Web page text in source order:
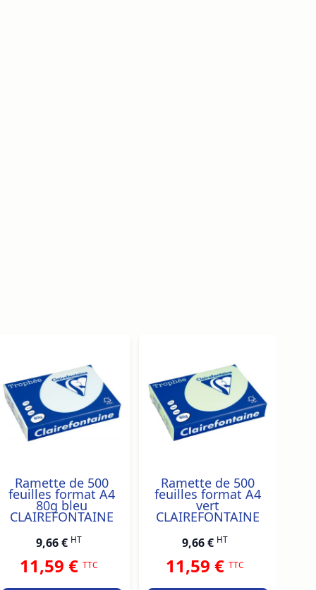
to carousel navigation using the skip links.
Ramette de 500
feuilles format A4
80g bleu
CLAIREFONTAINE
9,66 € HT
11,59 €TTC
Ramette de 500
feuilles format A4
vert
CLAIREFONTAINE
9,66 € HT
11,59 €TTC